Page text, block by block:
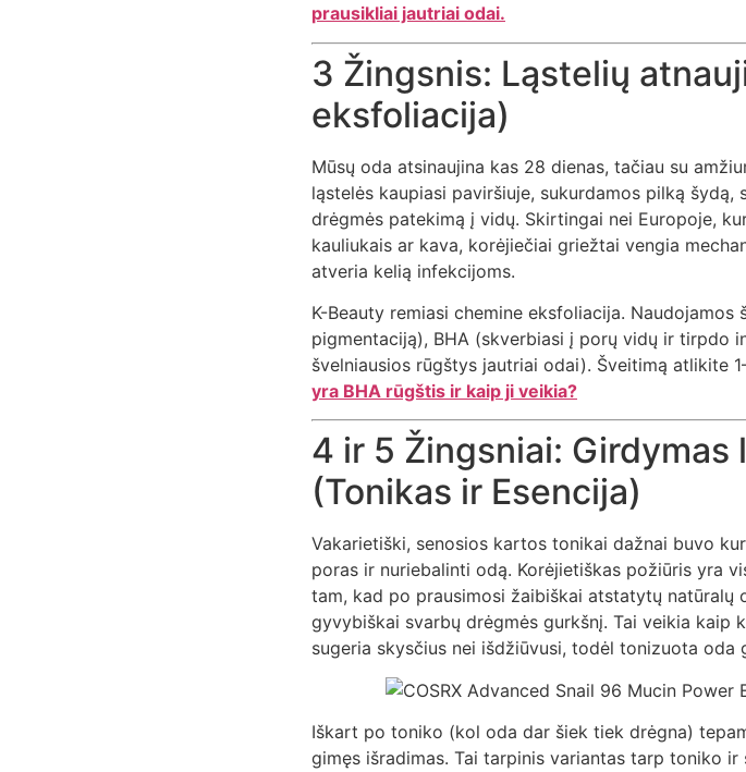
prausikliai jautriai odai.
3 Žingsnis: Ląstelių
eksfoliacija)
Mūsų oda atsinaujina kas 28 dienas, tačiau su
ląstelės kaupiasi paviršiuje, sukurdamos pilką
drėgmės patekimą į vidų. Skirtingai nei Europoje,
kauliukais ar kava, korėjiečiai griežtai vengia
atveria kelią infekcijoms.
K-Beauty remiasi chemine eksfoliacija.
pigmentaciją), BHA (skverbiasi į porų vidų ir tirpdo
švelniausios rūgštys jautriai odai). Šveitimą atlikite
yra BHA rūgštis ir kaip ji veikia?
4 ir 5 Žingsniai:
(Tonikas ir Esencija)
Vakarietiški, senosios kartos tonikai dažnai buvo
poras ir nuriebalinti odą. Korėjietiškas požiūris yra
tam, kad po prausimosi žaibiškai atstatytų
gyvybiškai svarbų drėgmės gurkšnį. Tai veikia kaip
sugeria skysčius nei išdžiūvusi, todėl tonizuota oda
Iškart po toniko (kol oda dar šiek tiek drėgna)
gimęs išradimas. Tai tarpinis variantas tarp toniko